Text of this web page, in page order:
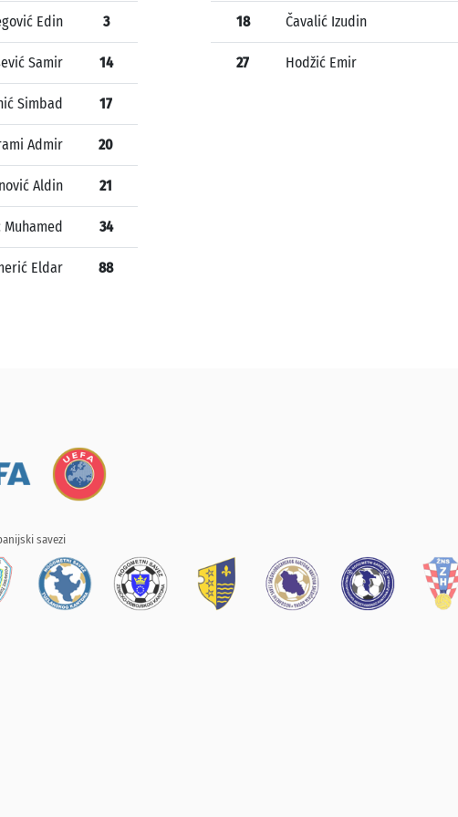
Edin 3
Samir 14
Simbad 17
Admir 20
Aldin 21
Muhamed 34
Eldar 88
18 Čavalić Izudin
27 Hodžić Emir
savezi